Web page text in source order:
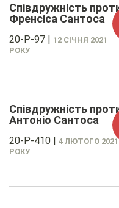
Співдружність
Френсіса Сантоса
20-P-97 | 12 СІЧНЯ 2021
РОКУ
Співдружність
Антоніо Сантоса
20-P-410 | 4 ЛЮТОГО 2021
РОКУ